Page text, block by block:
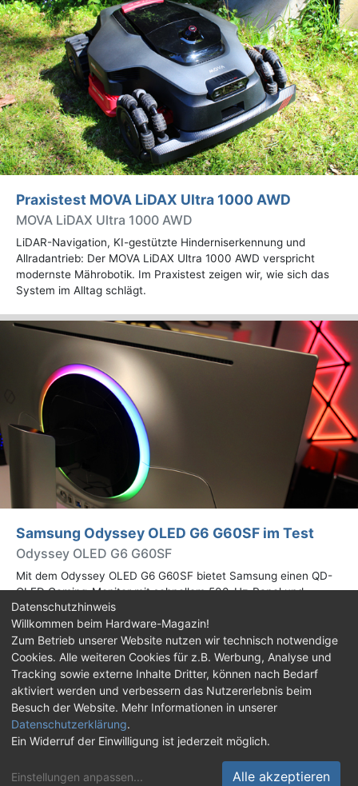
Praxistest MOVA LiDAX Ultra 1000 AWD
MOVA LiDAX Ultra 1000 AWD
LiDAR-Navigation, KI-gestützte Hinderniserkennung und
Allradantrieb: Der MOVA LiDAX Ultra 1000 AWD verspricht
modernste Mährobotik. Im Praxistest zeigen wir, wie sich das
System im Alltag schlägt.
Samsung Odyssey OLED G6 G60SF im Test
Odyssey OLED G6 G60SF
Mit dem Odyssey OLED G6 G60SF bietet Samsung einen QD-
OLED Gaming-Monitor mit schnellem 500-Hz-Panel und
WQHD-Auflösung an. Wir haben den 27 Zoll großen Monitor auf
Herz und Nieren geprüft.
Impressum| Kontakt |Jobs |Datenschutz |
Consent‑Einstellungen |Haftungsausschluss
Feed Facebook
Twitch
Discord
© Copyright 2001 - 2026 Hardware-Magazin
Datenschutzhinweis
Willkommen beim Hardware-Magazin!
Zum Betrieb unserer Website nutzen wir technisch notwendige
Cookies. Alle weiteren Cookies für z.B. Werbung, Analyse und
Tracking sowie externe Inhalte Dritter, können nach Bedarf
aktiviert werden und verbessern das Nutzererlebnis beim
Besuch der Website. Mehr Informationen in unserer
Datenschutzerklärung.
Ein Widerruf der Einwilligung ist jederzeit möglich.
Einstellungen anpassen... Alle akzeptieren